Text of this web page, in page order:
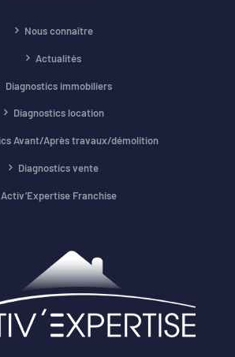
Nous connaître
Actualités
Diagnostics immobiliers
Diagnostics location
Avant/Après travaux/démolition
Diagnostics vente
Activ’Expertise Franchise